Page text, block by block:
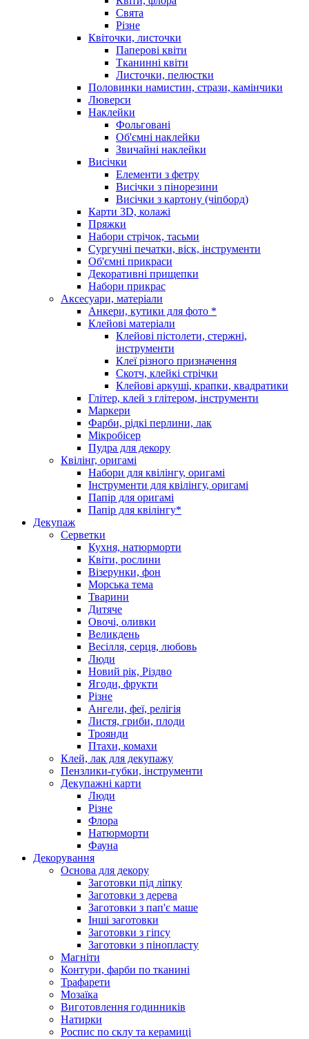
Свята
Різне
Квіточки, листочки
Паперові квіти
Тканинні квіти
Листочки, пелюстки
Половинки намистин, стрази, камінчики
Люверси
Наклейки
Фольговані
Об'ємні наклейки
Звичайні наклейки
Висічки
Елементи з фетру
Висічки з пінорезини
Висічки з картону (чіпборд)
Карти 3D, колажі
Пряжки
Набори стрічок, тасьми
Сургучні печатки, віск, інструменти
Об'ємні прикраси
Декоративні прищепки
Набори прикрас
Аксесуари, матеріали
Анкери, кутики для фото *
Клейові матеріали
Клейові пістолети, стержні,
інструменти
Клеї різного призначення
Скотч, клейкі стрічки
Клейові аркуші, крапки, квадратики
Глітер, клей з глітером, інструменти
Маркери
Фарби, рідкі перлини, лак
Мікробісер
Пудра для декору
Квілінг, оригамі
Набори для квілінгу, оригамі
Інструменти для квілінгу, оригамі
Папір для оригамі
Папір для квілінгу*
Декупаж
Серветки
Кухня, натюрморти
Квіти, рослини
Візерунки, фон
Морська тема
Тварини
Дитяче
Овочі, оливки
Великдень
Весілля, серця, любовь
Люди
Новий рік, Різдво
Ягоди, фрукти
Різне
Ангели, феї, релігія
Листя, гриби, плоди
Троянди
Птахи, комахи
Клей, лак для декупажу
Пензлики-губки, інструменти
Декупажні карти
Люди
Різне
Флора
Натюрморти
Фауна
Декорування
Основа для декору
Заготовки під ліпку
Заготовки з дерева
Заготовки з пап'є маше
Інші заготовки
Заготовки з гіпсу
Заготовки з пінопласту
Магніти
Контури, фарби по тканині
Трафарети
Мозаїка
Виготовлення годинників
Натирки
Роспис по склу та керамиці